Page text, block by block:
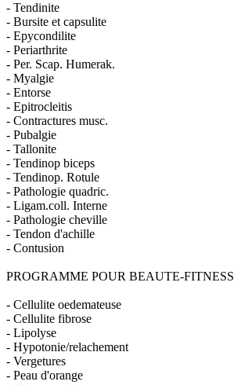
- Tendinite
- Bursite et capsulite
- Epycondilite
- Periarthrite
- Per. Scap. Humerak.
- Myalgie
- Entorse
- Epitrocleitis
- Contractures musc.
- Pubalgie
- Tallonite
- Tendinop biceps
- Tendinop. Rotule
- Pathologie quadric.
- Ligam.coll. Interne
- Pathologie cheville
- Tendon d'achille
- Contusion
PROGRAMME POUR BEAUTE-FITNESS
- Cellulite oedemateuse
- Cellulite fibrose
- Lipolyse
- Hypotonie/relachement
- Vergetures
- Peau d'orange